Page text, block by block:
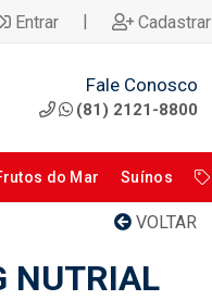
Entrar | Cadastrar
Fale Conosco
(81) 2121-8800
do Mar Suínos
VOLTAR
NUTRIAL